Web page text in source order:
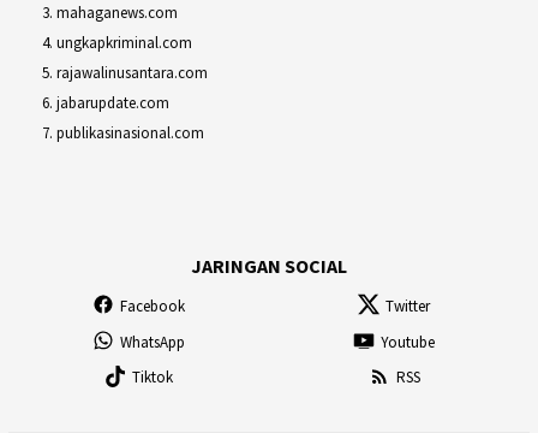
mahaganews.com
ungkapkriminal.com
rajawalinusantara.com
jabarupdate.com
publikasinasional.com
JARINGAN SOCIAL
Facebook
Twitter
WhatsApp
Youtube
Tiktok
RSS